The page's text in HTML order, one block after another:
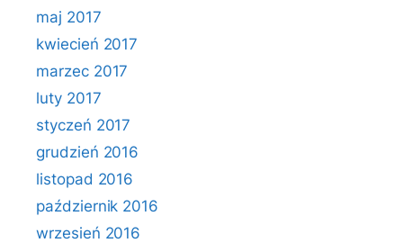
maj 2017
kwiecień 2017
marzec 2017
luty 2017
styczeń 2017
grudzień 2016
listopad 2016
październik 2016
wrzesień 2016